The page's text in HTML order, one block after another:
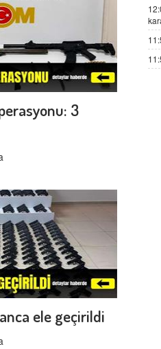
3
ele geçirildi